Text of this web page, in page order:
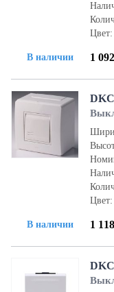
В наличии
Цвет:
1
В наличии 1